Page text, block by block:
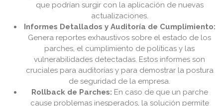
que podrían surgir con la aplicación de nuevas
actualizaciones.
Informes Detallados y Auditoría de Cumplimiento:
Genera reportes exhaustivos sobre el estado de los
parches, el cumplimiento de políticas y las
vulnerabilidades detectadas. Estos informes son
cruciales para auditorías y para demostrar la postura
de seguridad de la empresa.
Rollback de Parches: En caso de que un parche
cause problemas inesperados, la solución permite